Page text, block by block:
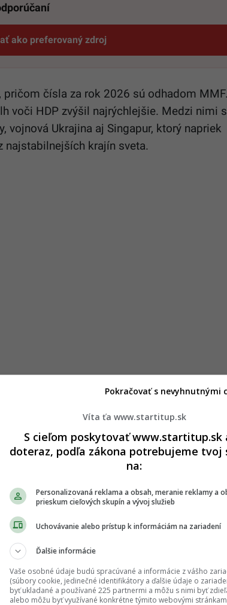
ako preferovaný zdroj
Startitup, odkaz sa otvorí v novom okne
čísla za rok 2026 sú odhadom MMF.
voči HDP zvýšil najrýchlejšie. Medzi nimi
vojnová Ukrajina aj Singapur, ktorý napriek
najstabilnejších krajín sveta.
HDP v roku 2016 na odhadovaných 59,2
stojí najmä závislosť krajiny od ropy a
sa ceny ropy po roku 2014 prepadli,
aby udržala sociálne výdavky a
časť dlhu držia domáci veritelia. To
trhov, no zároveň môže zvyšovať tlak
Víta ťa www.startitup.sk
S cieľom poskytovať www.startitup.sk
doteraz, podľa zákona potrebujeme tvoj
na:
Personalizovaná reklama a obsah, meranie reklamy a
prieskum cieľových skupín a vývoj služieb
Uchovávanie alebo prístup k informáciám na zariadení
Ďalšie informácie
Vaše osobné údaje budú spracúvané a informácie z vášho
(súbory cookie, jedinečné identifikátory a ďalšie údaje o
byť ukladané a používané 225 partnermi a môžu s nimi byť
alebo môžu byť využívané konkrétne týmito webovými
Pokračovať s nevyhnutnými